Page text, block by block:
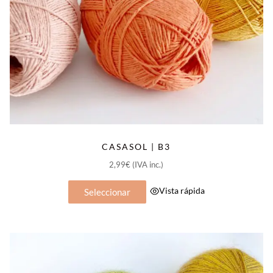
CASASOL | B3
2,99€ (IVA inc.)
Seleccionar Vista rápidaproducto
Las